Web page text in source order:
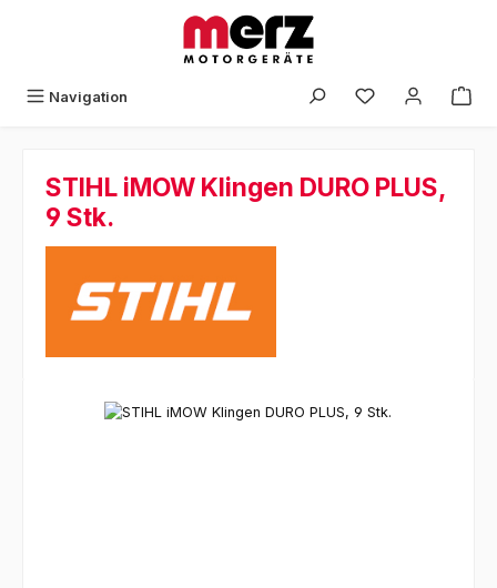
Navigation
STIHL iMOW Klingen DURO PLUS,
9 Stk.
Bildergalerie überspringen